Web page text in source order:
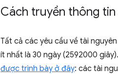
Cách truyền thông
Tất cả các yêu cầu về tài
ít nhất là 30 ngày (2592000
được trình bày ở đây: các tài